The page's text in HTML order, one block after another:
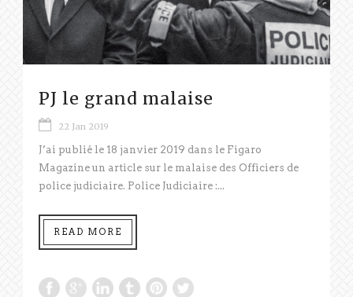
PJ le grand malaise
22 Jan 2019
J’ai publié le 18 janvier 2019 dans le Figaro
Magazine un article sur le malaise des Officiers de
police judiciaire. Police Judiciaire :...
READ MORE